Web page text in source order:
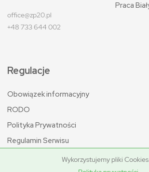
office@zp20.pl
+48 733 644 002
Praca
Regulacje
Obowiązek informacyjny
RODO
Polityka Prywatności
Regulamin Serwisu
Wykorzystujemy pliki Cookies.